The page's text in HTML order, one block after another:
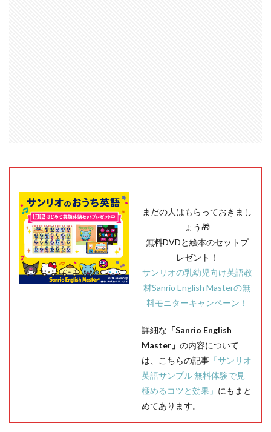
まだの人はもらっておきまし
ょう🎁
無料DVDと絵本のセットプ
レゼント！
サンリオの乳幼児向け英語教
材Sanrio English Masterの無
料モニターキャンペーン！
詳細な 「Sanrio English
Master」 の内容について
は、こちらの記事 「サンリオ
英語サンプル 無料体験で見
極めるコツと効果」 にもまと
めてあります。